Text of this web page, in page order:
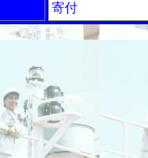
寄付